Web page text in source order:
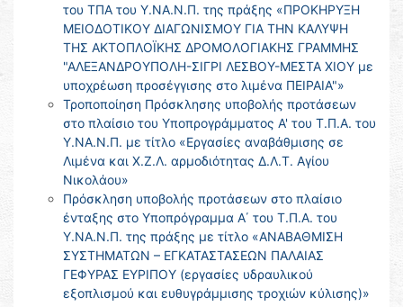
του ΤΠΑ του Υ.ΝΑ.Ν.Π. της πράξης «ΠΡΟΚΗΡΥΞΗ
ΜΕΙΟΔΟΤΙΚΟΥ ΔΙΑΓΩΝΙΣΜΟΥ ΓΙΑ ΤΗΝ ΚΑΛΥΨΗ
ΤΗΣ ΑΚΤΟΠΛΟΪΚΗΣ ΔΡΟΜΟΛΟΓΙΑΚΗΣ ΓΡΑΜΜΗΣ
"ΑΛΕΞΑΝΔΡΟΥΠΟΛΗ-ΣΙΓΡΙ ΛΕΣΒΟΥ-ΜΕΣΤΑ ΧΙΟΥ με
υποχρέωση προσέγγισης στο λιμένα ΠΕΙΡΑΙΑ"»
Τροποποίηση Πρόσκλησης υποβολής προτάσεων
στο πλαίσιο του Υποπρογράμματος Α' του Τ.Π.Α. του
Υ.ΝΑ.Ν.Π. με τίτλο «Εργασίες αναβάθμισης σε
Λιμένα και Χ.Ζ.Λ. αρμοδιότητας Δ.Λ.Τ. Αγίου
Νικολάου»
Πρόσκληση υποβολής προτάσεων στο πλαίσιο
ένταξης στο Υποπρόγραμμα Α΄ του Τ.Π.Α. του
Υ.ΝΑ.Ν.Π. της πράξης με τίτλο «ΑΝΑΒΑΘΜΙΣΗ
ΣΥΣΤΗΜΑΤΩΝ – ΕΓΚΑΤΑΣΤΑΣΕΩΝ ΠΑΛΑΙΑΣ
ΓΕΦΥΡΑΣ ΕΥΡΙΠΟΥ (εργασίες υδραυλικού
εξοπλισμού και ευθυγράμμισης τροχιών κύλισης)»